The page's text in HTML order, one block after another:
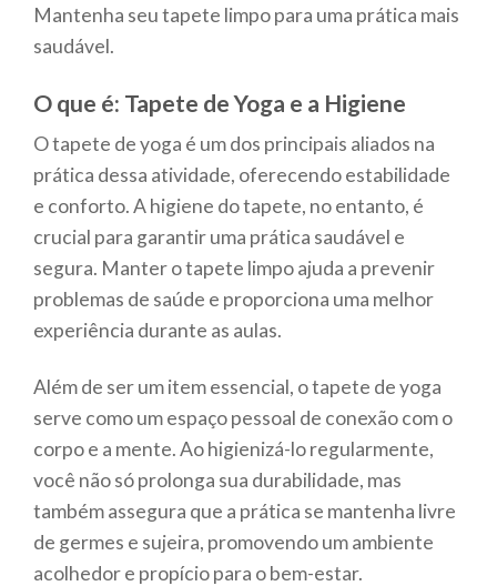
Mantenha seu tapete limpo para uma prática mais
saudável.
O que é: Tapete de Yoga e a Higiene
O tapete de yoga é um dos principais aliados na
prática dessa atividade, oferecendo estabilidade
e conforto. A higiene do tapete, no entanto, é
crucial para garantir uma prática saudável e
segura. Manter o tapete limpo ajuda a prevenir
problemas de saúde e proporciona uma melhor
experiência durante as aulas.
Além de ser um item essencial, o tapete de yoga
serve como um espaço pessoal de conexão com o
corpo e a mente. Ao higienizá-lo regularmente,
você não só prolonga sua durabilidade, mas
também assegura que a prática se mantenha livre
de germes e sujeira, promovendo um ambiente
acolhedor e propício para o bem-estar.